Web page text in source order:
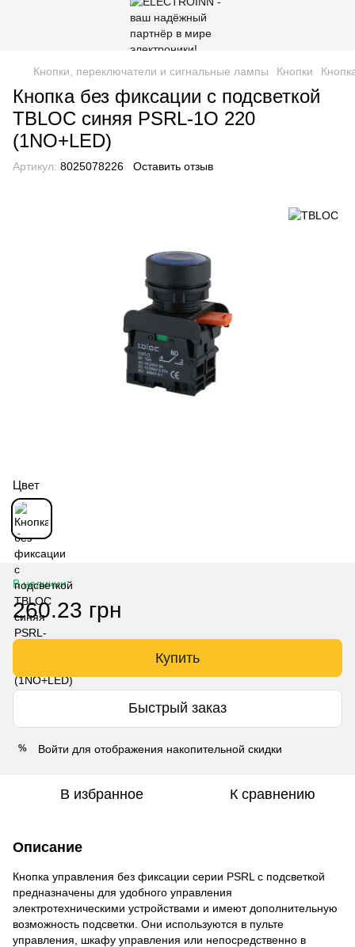
Кнопки, переключатели и сигнальные лампы Кнопки
Кнопка без фиксации с подсветкой
TBLOC синяя PSRL-1O 220
(1NO+LED)
Артикул: 8025078226 Оставить отзыв
Цвет
В наличии
260.23 грн
Купить
Быстрый заказ
% Войти для отображения накопительной скидки
В избранное К сравнению
Описание
Кнопка управления без фиксации серии PSRL с подсветкой
предназначены для удобного управления
электротехническими устройствами и имеют дополнительную
возможность подсветки. Они используются в пульте
управления, шкафу управления или непосредственно в